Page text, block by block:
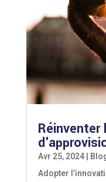
Réinventer
Avr 25, 2024|
Adopter